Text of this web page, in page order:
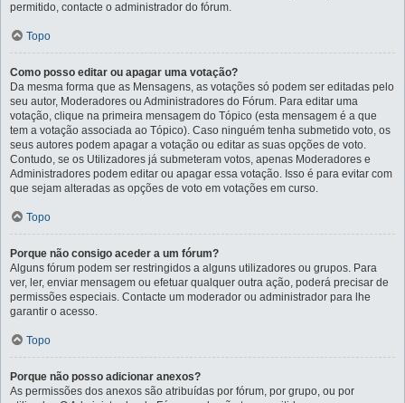
permitido, contacte o administrador do fórum.
Topo
Como posso editar ou apagar uma votação?
Da mesma forma que as Mensagens, as votações só podem ser editadas pelo
seu autor, Moderadores ou Administradores do Fórum. Para editar uma
votação, clique na primeira mensagem do Tópico (esta mensagem é a que
tem a votação associada ao Tópico). Caso ninguém tenha submetido voto, os
seus autores podem apagar a votação ou editar as suas opções de voto.
Contudo, se os Utilizadores já submeteram votos, apenas Moderadores e
Administradores podem editar ou apagar essa votação. Isso é para evitar com
que sejam alteradas as opções de voto em votações em curso.
Topo
Porque não consigo aceder a um fórum?
Alguns fórum podem ser restringidos a alguns utilizadores ou grupos. Para
ver, ler, enviar mensagem ou efetuar qualquer outra ação, poderá precisar de
permissões especiais. Contacte um moderador ou administrador para lhe
garantir o acesso.
Topo
Porque não posso adicionar anexos?
As permissões dos anexos são atribuídas por fórum, por grupo, ou por